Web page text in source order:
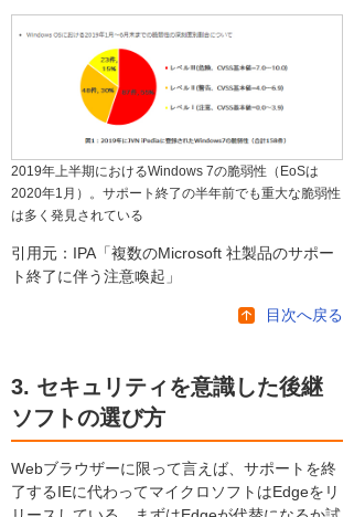
2019年上半期におけるWindows 7の脆弱性（EoSは
2020年1月）。サポート終了の半年前でも重大な脆弱性
は多く発見されている
引用元：IPA「複数のMicrosoft 社製品のサポー
ト終了に伴う注意喚起」
目次へ戻る
3. セキュリティを意識した後継
ソフトの選び方
Webブラウザーに限って言えば、サポートを終
了するIEに代わってマイクロソフトはEdgeをリ